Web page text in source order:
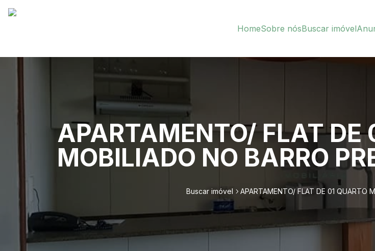
HomeSobre nósBuscar imóvel
APARTAMENTO/ FLAT DE
MOBILIADO NO BARRO
Buscar imóvel APARTAMENTO/ FLAT DE 01 QUARTO